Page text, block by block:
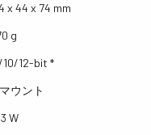
x 44 x 74 mm
g
10/12-bit *
ウント
W